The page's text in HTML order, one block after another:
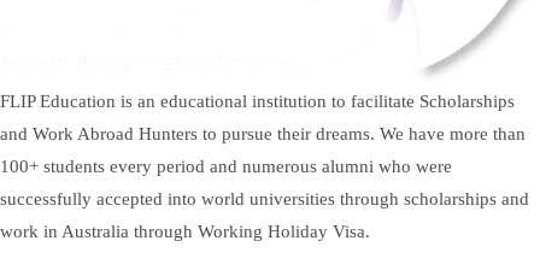
FLIP Education is an educational institution to facilitate Scholarships
and Work Abroad Hunters to pursue their dreams. We have more than
100+ students every period and numerous alumni who were
successfully accepted into world universities through scholarships and
work in Australia through Working Holiday Visa.